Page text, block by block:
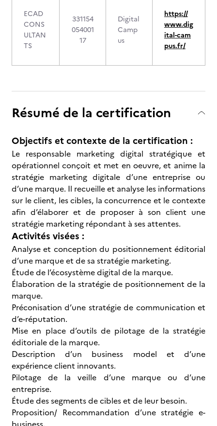
ECAD
CONS
ULTAN
TS
331154
054001
17
Digital
Camp
us
https://
www.dig
ital-cam
pus.fr/
Résumé de la certification
Objectifs et contexte de la certification :
Le responsable marketing digital stratégique et
opérationnel conçoit et met en oeuvre, et anime la
stratégie marketing digitale d’une entreprise ou
d’une marque. Il recueille et analyse les informations
sur le client, les cibles, la concurrence et le contexte
afin d’élaborer et de proposer à son client une
stratégie marketing répondant à ses attentes.
Activités visées :
Analyse et conception du positionnement éditorial
d’une marque et de sa stratégie marketing.
Étude de l’écosystème digital de la marque.
Élaboration de la stratégie de positionnement de la
marque.
Préconisation d’une stratégie de communication et
d’e-réputation.
Mise en place d’outils de pilotage de la stratégie
éditoriale de la marque.
Description d’un business model et d’une
expérience client innovants.
Pilotage de la veille d’une marque ou d’une
entreprise.
Étude des segments de cibles et de leur besoin.
Proposition/ Recommandation d’une stratégie e-